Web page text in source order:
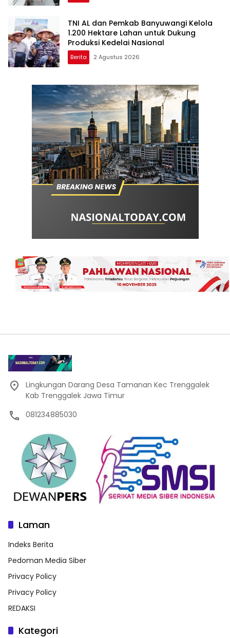
TNI AL dan Pemkab Banyuwangi Kelola
1.200 Hektare Lahan untuk Dukung
Produksi Kedelai Nasional
Berita 2 Agustus 2026
Lingkungan Darang Desa Tamanan Kec Trenggalek
Kab Trenggalek Jawa Timur
081234885030
Laman
Indeks Berita
Pedoman Media Siber
Privacy Policy
Privacy Policy
REDAKSI
Kategori